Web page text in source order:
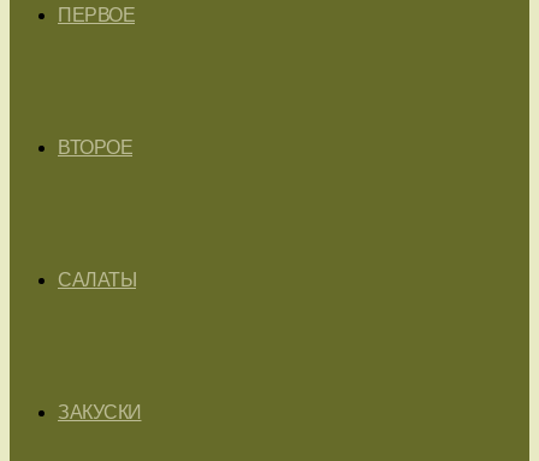
ПЕРВОЕ
ВТОРОЕ
САЛАТЫ
ЗАКУСКИ